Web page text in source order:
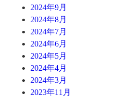
2024年9月
2024年8月
2024年7月
2024年6月
2024年5月
2024年4月
2024年3月
2023年11月